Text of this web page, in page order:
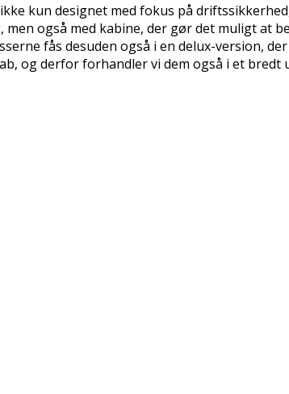
kun designet med fokus på
også med kabine, der gør det muligt at
fås desuden også i en delux-version,
og derfor forhandler vi dem også i et bredt